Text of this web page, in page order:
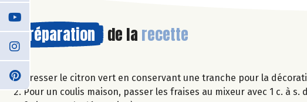
Préparation de la recette
Presser le citron vert en conservant une tranche pour la
Pour un coulis maison, passer les fraises au mixeur avec 1 c. à